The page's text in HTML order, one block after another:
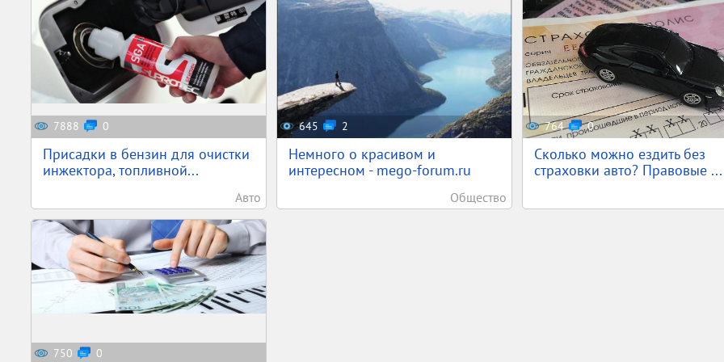
7888 0
Присадки в бензин для очистки
инжектора, топливной...
Авто
645 2
Немного о красивом и
интересном - mego-forum.ru
Общество
764 0
Сколько можно ездить без
страховки авто? Правовые ...
750 0